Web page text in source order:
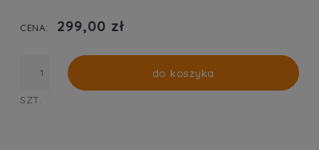
CENA: 299,00 zł
SZT.
do koszyka